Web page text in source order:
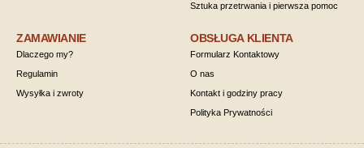
Sztuka przetrwania i pierwsza pomoc
ZAMAWIANIE
Dlaczego my?
Regulamin
Wysyłka i zwroty
OBSŁUGA KLIENTA
Formularz Kontaktowy
O nas
Kontakt i godziny pracy
Polityka Prywatności